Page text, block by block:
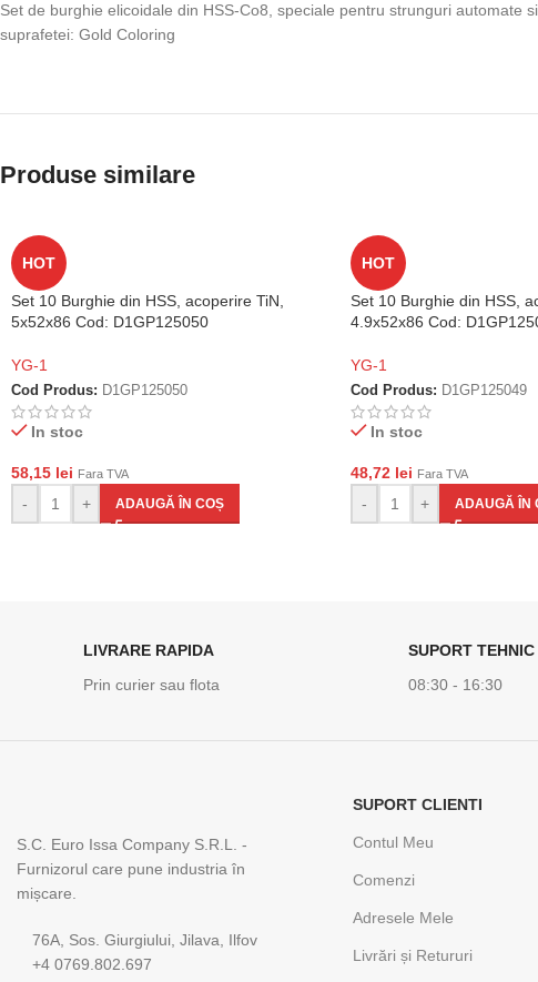
Set de burghie elicoidale din HSS-Co8, speciale pentru strunguri
suprafetei: Gold Coloring
Produse similare
HOT
Set 10 Burghie din HSS, acoperire TiN,
5x52x86 Cod: D1GP125050
YG-1
Cod Produs: D1GP125050
In stoc
58,15 lei Fara TVA
- + ADAUGĂ ÎN COȘ
HOT
Set 10 Burghie din HSS,
4.9x52x86 Cod:
YG-1
Cod Produs: D1GP125049
In stoc
48,72 lei Fara TVA
- + ADAUGĂ ÎN
LIVRARE RAPIDA
Prin curier sau flota
SUPORT TEHNIC
08:30 - 16:30
S.C. Euro Issa Company S.R.L. -
Furnizorul care pune industria în
mișcare.
76A, Sos. Giurgiului, Jilava, Ilfov
+4 0769.802.697
SUPORT CLIENTI
Contul Meu
Comenzi
Adresele Mele
Livrări și Retururi